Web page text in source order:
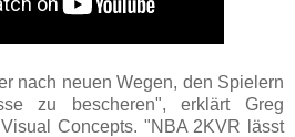
nach neuen Wegen, den Spielern
zu bescheren", erklärt Greg
Concepts. "NBA 2KVR lässt